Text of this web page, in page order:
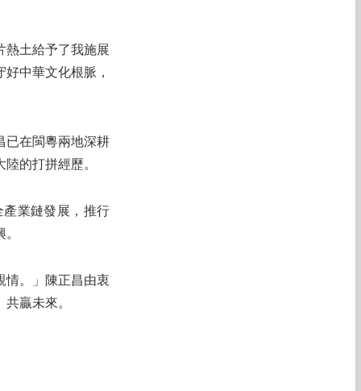
熱土給予了我施展
中華文化根脈，
已在閩粵兩地深耕
的打拼經歷。
業鏈發展，推行
情。」陳正昌由衷
贏未來。